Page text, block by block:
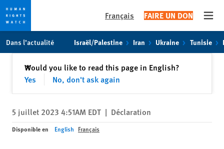
toto
content
Français FAIRE UN DON
Dans l’actualité Israël/Palestine Iran Ukraine Tunisie
Would you like to read this page in English?
Yes
No, don't ask again
✕Fermer
5 juillet 2023 4:51AM EDT | Déclaration
Disponible en English Français